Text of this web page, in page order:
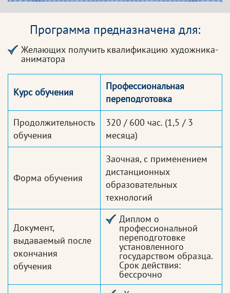
Программа предназначена для:
Желающих получить квалификацию художника-
аниматора
Курс обучения
Профессиональная
переподготовка
Продолжительность
обучения
320 / 600 час. (1,5 / 3
месяца)
Форма обучения
Заочная, с применением
дистанционных
образовательных
технологий
Документ,
выдаваемый после
окончания
обучения
Диплом о
профессиональной
переподготовке
установленного
государством образца.
Срок действия:
бессрочно